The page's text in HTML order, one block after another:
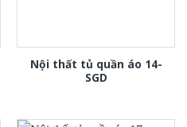
Nội thất tủ quần áo 14-
SGD